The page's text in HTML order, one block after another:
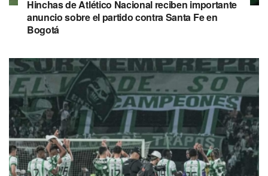
Hinchas de Atlético Nacional reciben importante
anuncio sobre el partido contra Santa Fe en
Bogotá